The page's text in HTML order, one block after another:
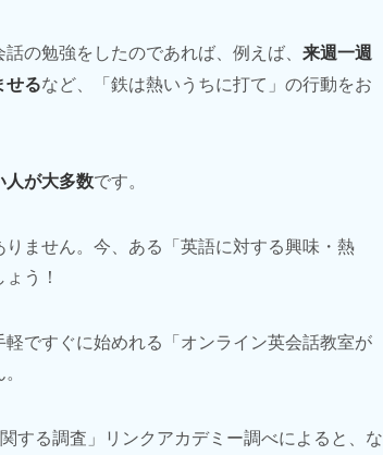
の勉強をしたのであれば、例えば、 来週一週
せるなど、「鉄は熱いうちに打て」の行動をお
人が大多数です。
ません。今、ある「英語に対する興味・熱
う！
ですぐに始めれる「オンライン英会話教室が
する調査」リンクアカデミー調べによると、な